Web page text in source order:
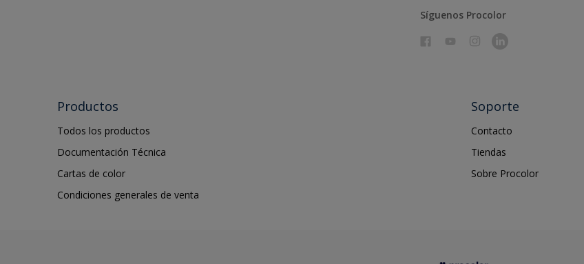
Síguenos Procolor
Productos
Todos los productos
Documentación Técnica
Cartas de color
Condiciones generales de venta
Soporte
Contacto
Tiendas
Sobre Procolor